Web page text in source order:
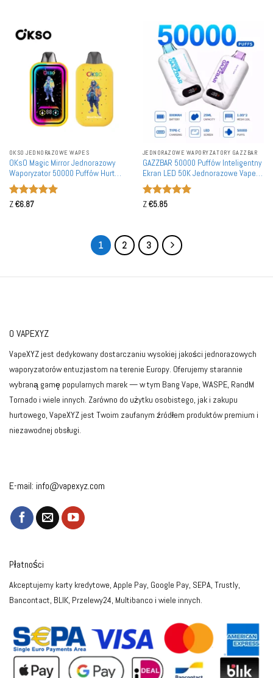
OKSO JEDNORAZOWE WAPES
OKsO Magic Mirror Jednorazowy
Waporyzator 50000 Puffów Hurt
Detal
Oceniono
Z€6.87
JEDNORAZOWE WAPORYZATORY GAZZBAR
GAZZBAR 50000 Puffów Inteligentny
Ekran LED 50K Jednorazowe Vape z
Podwójną Siatką Zakup Hurtowy
Oceniono
Z€5.85
1 2 3
O VAPEXYZ
VapeXYZ jest dedykowany dostarczaniu wysokiej jakości jednorazowych
waporyzatorów entuzjastom na terenie Europy. Oferujemy starannie
wybraną gamę popularnych marek — w tym Bang Vape, WASPE, RandM
Tornado i wiele innych. Zarówno do użytku osobistego, jak i zakupu
hurtowego, VapeXYZ jest Twoim zaufanym źródłem produktów premium i
niezawodnej obsługi.
E-mail: info@vapexyz.com
Płatności
Akceptujemy karty kredytowe, Apple Pay, Google Pay, SEPA, Trustly,
Bancontact, BLIK, Przelewy24, Multibanco i wiele innych.